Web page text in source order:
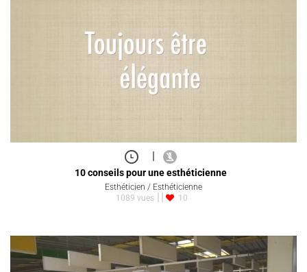
|
10 conseils pour une esthéticienne
Esthéticien / Esthéticienne
1089 vues
10